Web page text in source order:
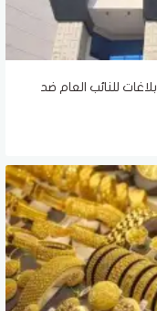
للنائب العام ضد